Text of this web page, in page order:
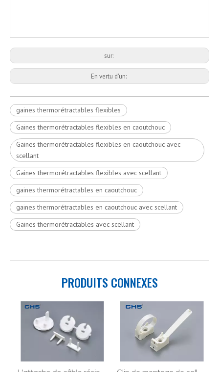
sur:
En vertu d'un:
gaines thermorétractables flexibles
Gaines thermorétractables flexibles en caoutchouc
Gaines thermorétractables flexibles en caoutchouc avec
scellant
Gaines thermorétractables flexibles avec scellant
gaines thermorétractables en caoutchouc
gaines thermorétractables en caoutchouc avec scellant
Gaines thermorétractables avec scellant
PRODUITS CONNEXES